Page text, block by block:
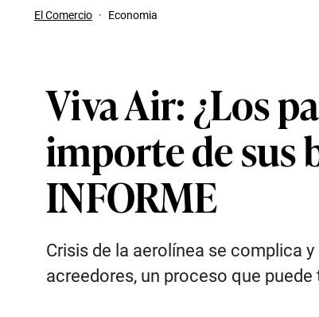
El Comercio · Economia
Viva Air: ¿Los
importe de sus
INFORME
Crisis de la aerolínea se complica
acreedores, un proceso que puede